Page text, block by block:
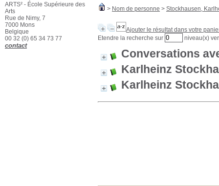
> Nom de personne > Stockhausen,
Ajouter le résultat dans votre
Etendre la recherche sur
niveau(x)
Conversations
Karlheinz
Karlheinz
ARTS² - École Supérieure des
Arts
Rue de Nimy, 7
7000 Mons
Belgique
00 32 (0) 65 34 73 77
contact